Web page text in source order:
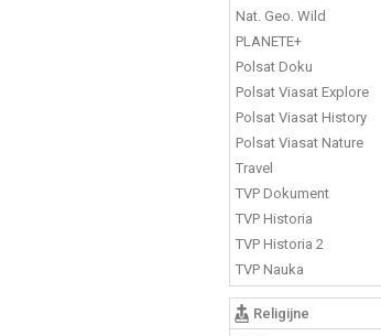
Nat. Geo. Wild
PLANETE+
Polsat Doku
Polsat Viasat Explore
Polsat Viasat History
Polsat Viasat Nature
Travel
TVP Dokument
TVP Historia
TVP Historia 2
TVP Nauka
Religijne